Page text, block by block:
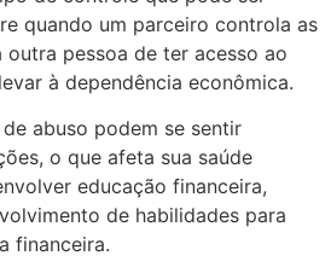
quando um parceiro controla as
pessoa de ter acesso ao
à dependência econômica.
abuso podem se sentir
o que afeta sua saúde
educação financeira,
de habilidades para
financeira.